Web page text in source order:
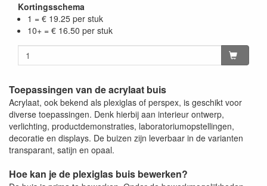
Kortingsschema
1 = € 19.25 per stuk
10+ = € 16.50 per stuk
Toepassingen van de acrylaat buis
Acrylaat, ook bekend als plexiglas of perspex, is geschikt voor
diverse toepassingen. Denk hierbij aan interieur ontwerp,
verlichting, productdemonstraties, laboratoriumopstellingen,
decoratie en displays. De buizen zijn leverbaar in de varianten
transparant, satijn en opaal.
Hoe kan je de plexiglas buis bewerken?